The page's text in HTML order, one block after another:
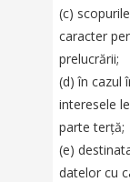
(c)
caracter
prelucrării;
(d) în cazul
interesele
parte terță;
(e)
datelor cu